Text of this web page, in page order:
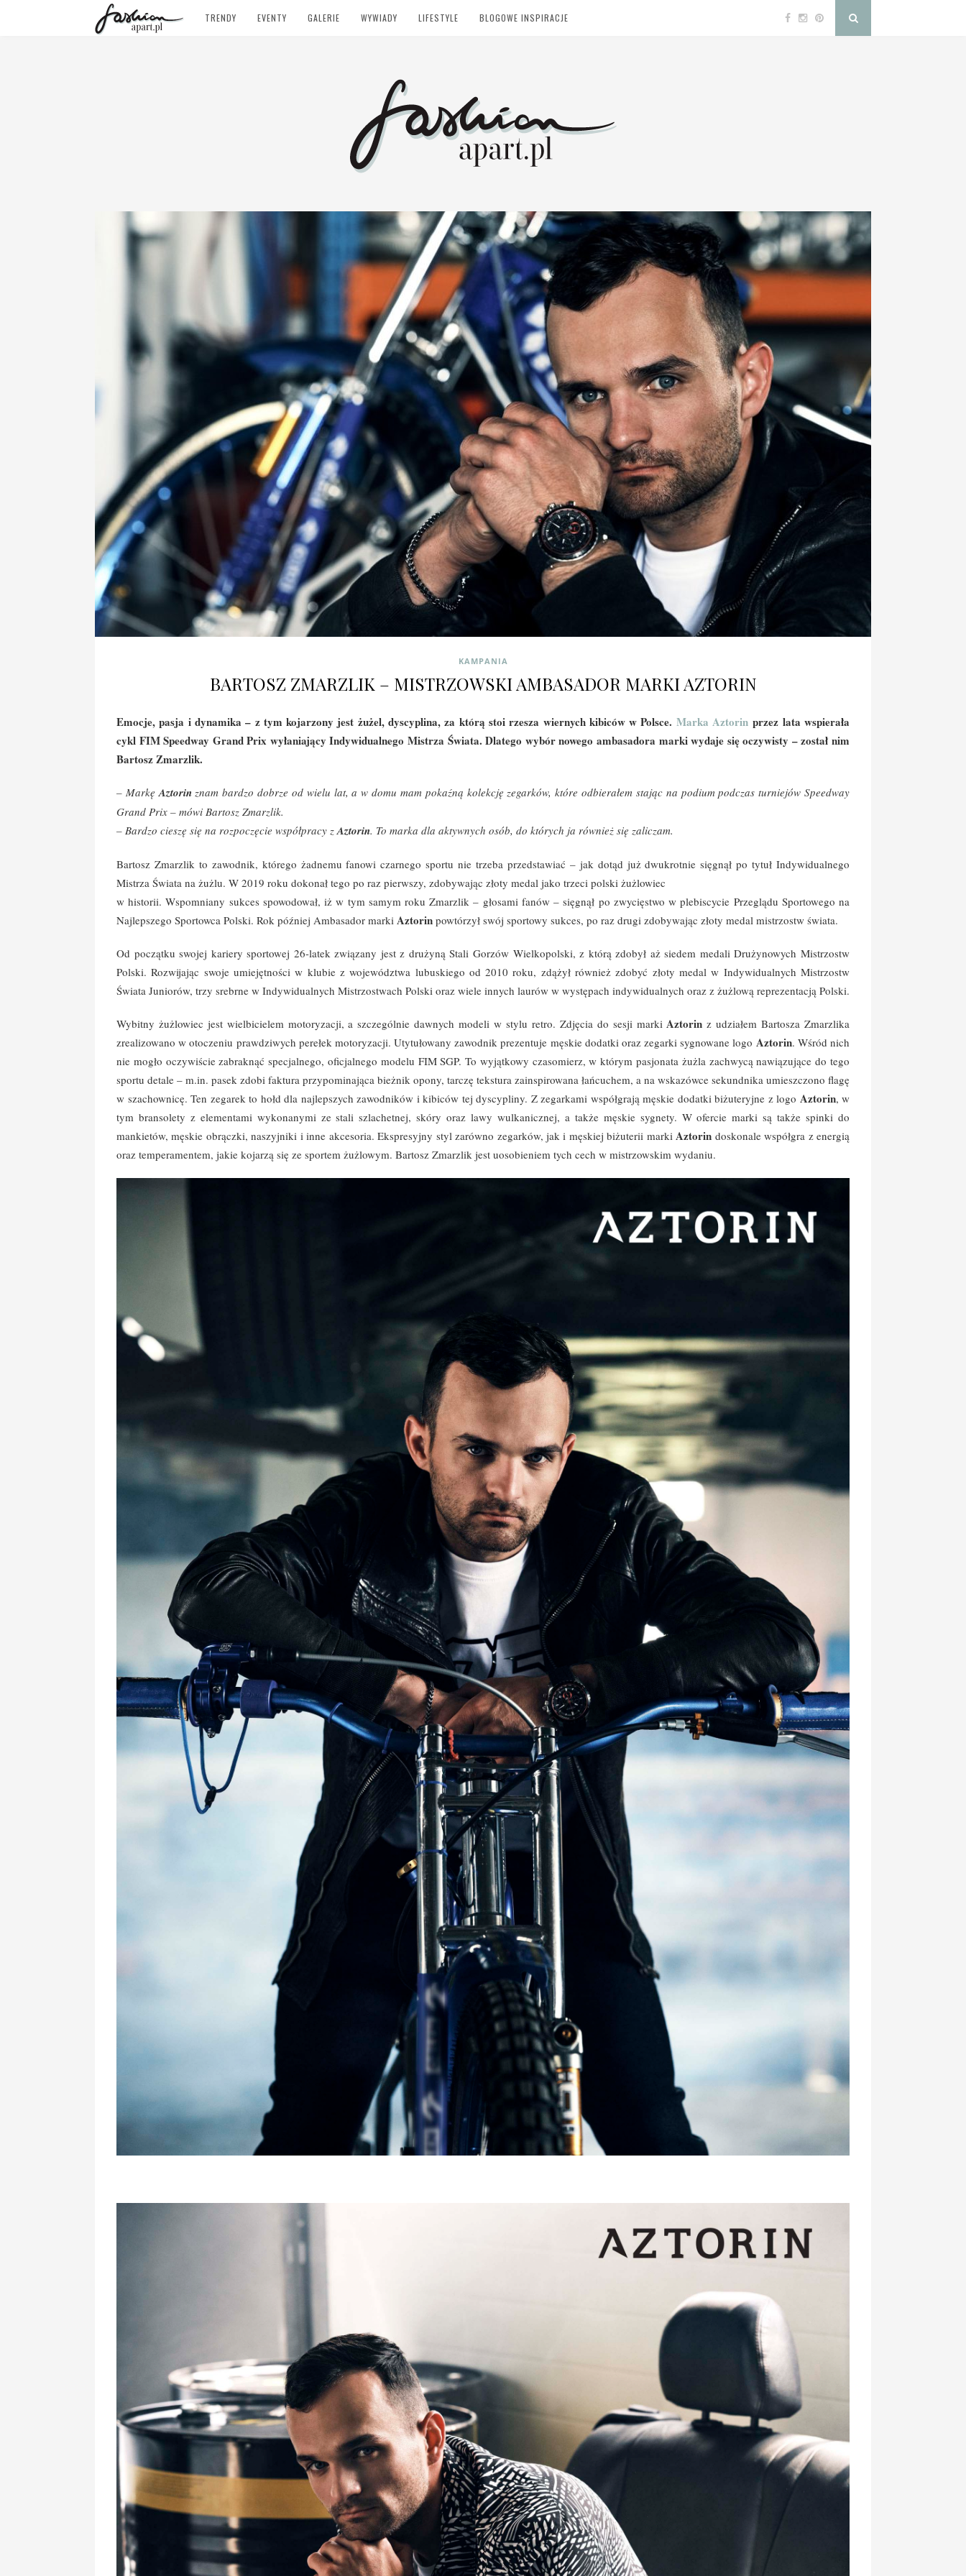
TRENDY EVENTY GALERIE WYWIADY LIFESTYLE BLOGOWE INSPIRACJE
KAMPANIA
BARTOSZ ZMARZLIK – MISTRZOWSKI AMBASADOR MARKI AZTORIN
Emocje, pasja i dynamika – z tym kojarzony jest żużel, dyscyplina, za którą stoi rzesza wiernych kibiców w Polsce. Marka Aztorin przez lata wspierała
cykl FIM Speedway Grand Prix wyłaniający Indywidualnego Mistrza Świata. Dlatego wybór nowego ambasadora marki wydaje się oczywisty – został nim
Bartosz Zmarzlik.
– MarkęAztorinznam bardzo dobrze od wielu lat, a w domu mam pokaźną kolekcję zegarków, które odbierałem stając na podium podczas turniejów Speedway
Grand Prix – mówi Bartosz Zmarzlik.
– Bardzo cieszę się na rozpoczęcie współpracy zAztorin. To marka dla aktywnych osób, do których ja również się zaliczam.
Bartosz Zmarzlik to zawodnik, którego żadnemu fanowi czarnego sportu nie trzeba przedstawiać – jak dotąd już dwukrotnie sięgnął po tytuł Indywidualnego
Mistrza Świata na żużlu. W 2019 roku dokonał tego po raz pierwszy, zdobywając złoty medal jako trzeci polski żużlowiec
w historii. Wspomniany sukces spowodował, iż w tym samym roku Zmarzlik – głosami fanów – sięgnął po zwycięstwo w plebiscycie Przeglądu Sportowego na
Najlepszego Sportowca Polski. Rok później Ambasador marki Aztorin powtórzył swój sportowy sukces, po raz drugi zdobywając złoty medal mistrzostw świata.
Od początku swojej kariery sportowej 26-latek związany jest z drużyną Stali Gorzów Wielkopolski, z którą zdobył aż siedem medali Drużynowych Mistrzostw
Polski. Rozwijając swoje umiejętności w klubie z województwa lubuskiego od 2010 roku, zdążył również zdobyć złoty medal w Indywidualnych Mistrzostw
Świata Juniorów, trzy srebrne w Indywidualnych Mistrzostwach Polski oraz wiele innych laurów w występach indywidualnych oraz z żużlową reprezentacją Polski.
Wybitny żużlowiec jest wielbicielem motoryzacji, a szczególnie dawnych modeli w stylu retro. Zdjęcia do sesji markiAztorin z udziałem Bartosza Zmarzlika
zrealizowano w otoczeniu prawdziwych perełek motoryzacji. Utytułowany zawodnik prezentuje męskie dodatki oraz zegarki sygnowane logo Aztorin. Wśród nich
nie mogło oczywiście zabraknąć specjalnego, oficjalnego modelu FIM SGP. To wyjątkowy czasomierz, w którym pasjonata żużla zachwycą nawiązujące do tego
sportu detale – m.in. pasek zdobi faktura przypominająca bieżnik opony, tarczę tekstura zainspirowana łańcuchem, a na wskazówce sekundnika umieszczono flagę
w szachownicę. Ten zegarek to hołd dla najlepszych zawodników i kibiców tej dyscypliny. Z zegarkami współgrają męskie dodatki biżuteryjne z logo Aztorin, w
tym bransolety z elementami wykonanymi ze stali szlachetnej, skóry oraz lawy wulkanicznej, a także męskie sygnety. W ofercie marki są także spinki do
mankietów, męskie obrączki, naszyjniki i inne akcesoria. Ekspresyjny styl zarówno zegarków, jak i męskiej biżuterii markiAztorin doskonale współgra z energią
oraz temperamentem, jakie kojarzą się ze sportem żużlowym. Bartosz Zmarzlik jest uosobieniem tych cech w mistrzowskim wydaniu.